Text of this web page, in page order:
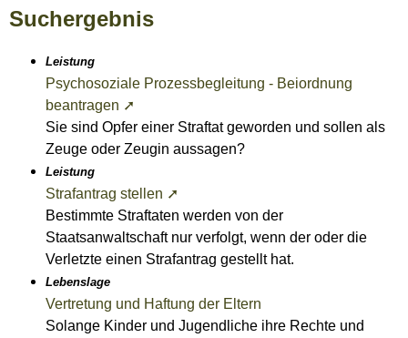
Suchergebnis
Leistung
Psychosoziale Prozessbegleitung - Beiordnung
beantragen ➚
Sie sind Opfer einer Straftat geworden und sollen als
Zeuge oder Zeugin aussagen?
Leistung
Strafantrag stellen ➚
Bestimmte Straftaten werden von der
Staatsanwaltschaft nur verfolgt, wenn der oder die
Verletzte einen Strafantrag gestellt hat.
Lebenslage
Vertretung und Haftung der Eltern
Solange Kinder und Jugendliche ihre Rechte und